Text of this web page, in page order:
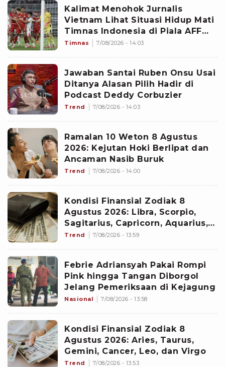
Kalimat Menohok Jurnalis
Vietnam Lihat Situasi Hidup Mati
Timnas Indonesia di Piala AFF
2026: Sulit tapi Garuda Bisa
Timnas 7/08/2026 - 14:03
Jawaban Santai Ruben Onsu Usai
Ditanya Alasan Pilih Hadir di
Podcast Deddy Corbuzier
Trend 7/08/2026 - 14:03
Ramalan 10 Weton 8 Agustus
2026: Kejutan Hoki Berlipat dan
Ancaman Nasib Buruk
Trend 7/08/2026 - 14:00
Kondisi Finansial Zodiak 8
Agustus 2026: Libra, Scorpio,
Sagitarius, Capricorn, Aquarius,
dan Pisces
Trend 7/08/2026 - 13:59
Febrie Adriansyah Pakai Rompi
Pink hingga Tangan Diborgol
Jelang Pemeriksaan di Kejagung
Nasional 7/08/2026 - 13:58
Kondisi Finansial Zodiak 8
Agustus 2026: Aries, Taurus,
Gemini, Cancer, Leo, dan Virgo
Trend 7/08/2026 - 13:53